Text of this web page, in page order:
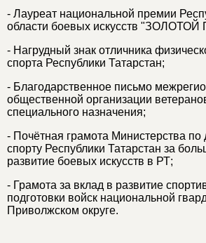
- Лауреат национальной премии
области боевых искусств
- Нагрудный знак отличника
спорта Республики Татарстан;
- Благодарственное письмо
общественной организации
специального назначения;
- Почётная грамота Министерства
спорту Республики Татарстан за
развитие боевых искусств в РТ;
- Грамота за вклад в развитие
подготовки войск национальной
Приволжском округе.